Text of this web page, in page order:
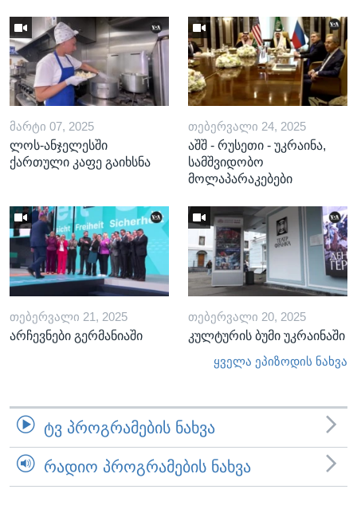
ᲛᲐᲠᲢᲘ 07, 2025
ლოს-ანჯელესში
ქართული კაფე გაიხსნა
ᲗᲔᲑᲔᲠᲕᲐᲚᲘ 24, 2025
აშშ - რუსეთი - უკრაინა,
სამშვიდობო
მოლაპარაკებები
ᲗᲔᲑᲔᲠᲕᲐᲚᲘ 21, 2025
არჩევნები გერმანიაში
ᲗᲔᲑᲔᲠᲕᲐᲚᲘ 20, 2025
კულტურის ბუმი უკრაინაში
ყველა ეპიზოდის ნახვა
ᲢᲕ ᲞᲠᲝᲒᲠᲐᲛᲔᲑᲘᲡ ᲜᲐᲮᲕᲐ
ᲠᲐᲓᲘᲝ ᲞᲠᲝᲒᲠᲐᲛᲔᲑᲘᲡ ᲜᲐᲮᲕᲐ